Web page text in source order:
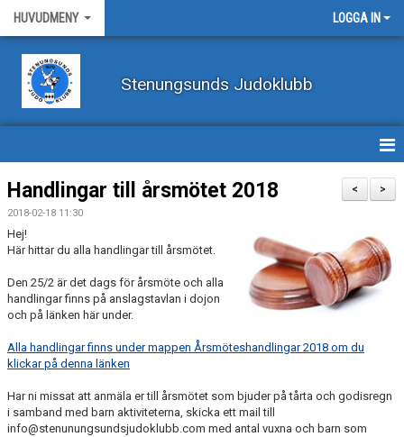
HUVUDMENY LOGGA IN
Stenungsunds Judoklubb
HEM
FÖRBUNDSNYHETER
BILDER
BÖRJA TRÄNA JUDO
>
<
Handlingar till årsmötet 2018
2018-02-18 11:30
Hej!
Här hittar du alla handlingar till årsmötet.
Den 25/2 är det dags för årsmöte och alla
handlingar finns på anslagstavlan i dojon
och på länken här under.
Alla handlingar finns under mappen Årsmöteshandlingar 2018 om du
klickar på denna länken
Har ni missat att anmäla er till årsmötet som bjuder på tårta och godisregn
i samband med barn aktiviteterna, skicka ett mail till
info@stenunungsundsjudoklubb.com med antal vuxna och barn som